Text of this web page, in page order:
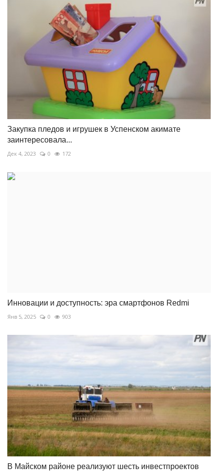
Закупка пледов и игрушек в Успенском акимате
заинтересовала...
Дек 4, 2023 0 172
Инновации и доступность: эра смартфонов Redmi
Янв 5, 2025 0 903
В Майском районе реализуют шесть инвестпроектов